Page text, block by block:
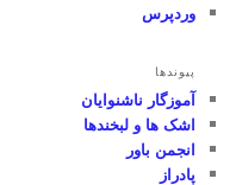
وردپرس
پیوندها
آموزگار ناشنوایان
اشک ها و لبخندها
انجمن باور
پادراز